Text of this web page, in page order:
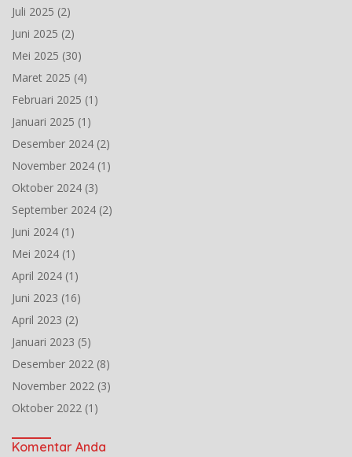
Juli 2025 (2)
Juni 2025 (2)
Mei 2025 (30)
Maret 2025 (4)
Februari 2025 (1)
Januari 2025 (1)
Desember 2024 (2)
November 2024 (1)
Oktober 2024 (3)
September 2024 (2)
Juni 2024 (1)
Mei 2024 (1)
April 2024 (1)
Juni 2023 (16)
April 2023 (2)
Januari 2023 (5)
Desember 2022 (8)
November 2022 (3)
Oktober 2022 (1)
Komentar Anda